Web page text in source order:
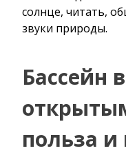
солнце, читать,
звуки природы.
Бассейн
польза